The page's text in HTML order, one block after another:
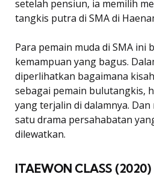
setelah pensiun, ia memilih
tangkis putra di SMA di
Para pemain muda di SMA ini
kemampuan yang bagus.
diperlihatkan bagaimana
sebagai pemain bulutangkis,
yang terjalin di dalamnya. Dan
satu drama persahabatan
dilewatkan.
ITAEWON CLASS (2020)